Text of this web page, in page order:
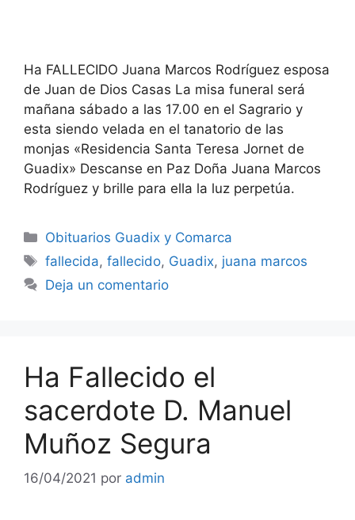
Ha FALLECIDO Juana Marcos Rodríguez esposa
de Juan de Dios Casas La misa funeral será
mañana sábado a las 17.00 en el Sagrario y
esta siendo velada en el tanatorio de las
monjas «Residencia Santa Teresa Jornet de
Guadix» Descanse en Paz Doña Juana Marcos
Rodríguez y brille para ella la luz perpetúa.
Categorías
Obituarios Guadix y Comarca
Etiquetas
fallecida,fallecido, Guadix, juana marcos
Deja un comentario
Ha Fallecido el
sacerdote D. Manuel
Muñoz Segura
16/04/2021 por admin